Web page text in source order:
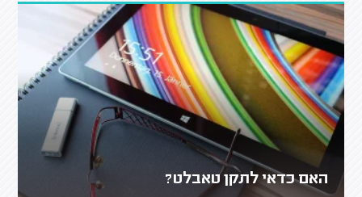
האם כדאי לתקן טאבלט?